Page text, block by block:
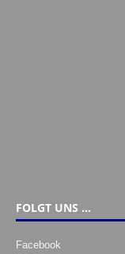
FOLGT UNS …
Facebook